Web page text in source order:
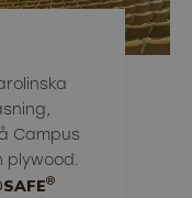
Campus
plywood.
SAFE®